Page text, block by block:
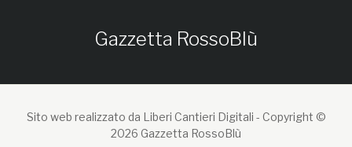
Gazzetta RossoBlù
Sito web realizzato da Liberi Cantieri Digitali - Copyright ©
2026 Gazzetta RossoBlù